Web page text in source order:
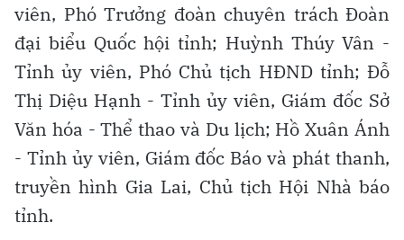
viên, Phó Trưởng đoàn chuyên trách Đoàn
đại biểu Quốc hội tỉnh; Huỳnh Thúy Vân -
Tỉnh ủy viên, Phó Chủ tịch HĐND tỉnh; Đỗ
Thị Diệu Hạnh - Tỉnh ủy viên, Giám đốc Sở
Văn hóa - Thể thao và Du lịch; Hồ Xuân Ánh
- Tỉnh ủy viên, Giám đốc Báo và phát thanh,
truyền hình Gia Lai, Chủ tịch Hội Nhà báo
tỉnh.